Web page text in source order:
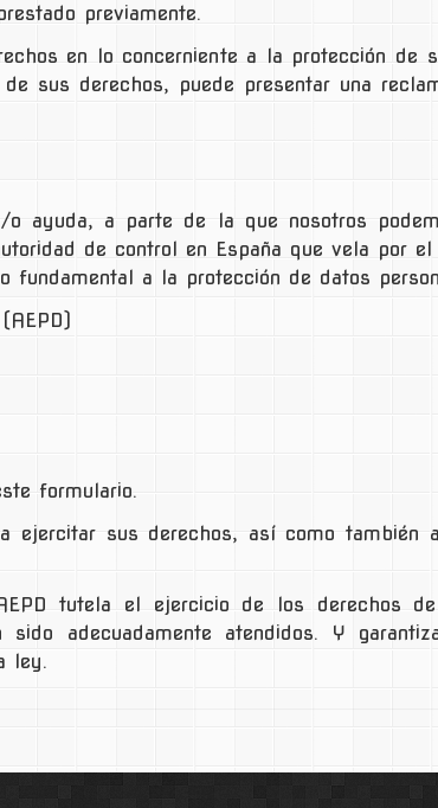
previamente.
en lo concerniente a la protección de
sus derechos, puede presentar una
ayuda, a parte de la que nosotros
de control en España que vela por
fundamental a la protección de datos
formulario.
ejercitar sus derechos, así como también
tutela el ejercicio de los derechos de
sido adecuadamente atendidos. Y
ley.